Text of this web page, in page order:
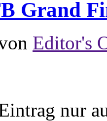
Grand
Editor's
nur